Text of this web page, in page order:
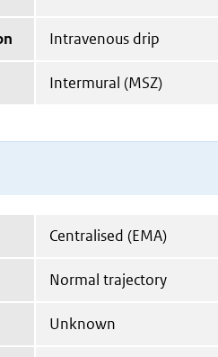
Intravenous drip
Intermural (MSZ)
Centralised (EMA)
Normal trajectory
Unknown